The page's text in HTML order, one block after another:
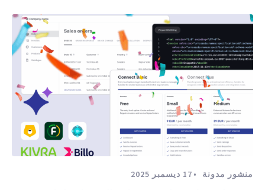
منشور مدونة 17 ديسمبر 2025